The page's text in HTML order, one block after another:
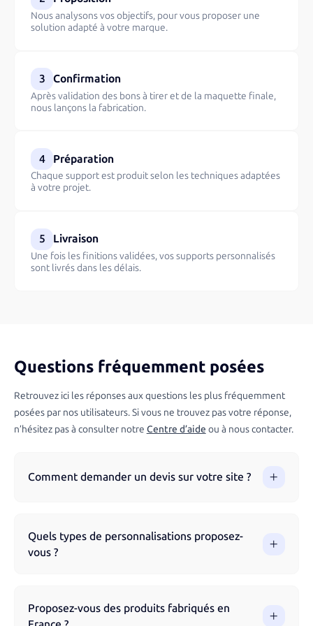
Nous analysons vos objectifs, pour vous proposer une
solution adapté à votre marque.
3 Confirmation
Après validation des bons à tirer et de la maquette finale,
nous lançons la fabrication.
4 Préparation
Chaque support est produit selon les techniques adaptées
à votre projet.
5 Livraison
Une fois les finitions validées, vos supports personnalisés
sont livrés dans les délais.
Questions fréquemment posées
Retrouvez ici les réponses aux questions les plus fréquemment
posées par nos utilisateurs. Si vous ne trouvez pas votre réponse,
n’hésitez pas à consulter notre Centre d’aide ou à nous contacter.
Comment demander un devis sur votre site ?
Notre équipe vous accompagne à chaque étape pour
garantir un résultat optimal.
Quels types de personnalisations proposez-
vous ?
gravure laser, flocage, impression UV et tampographie.
Proposez-vous des produits fabriqués en